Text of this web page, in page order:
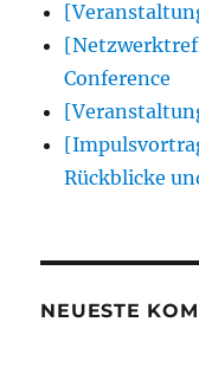
Conference
Rückblicke
NEUESTE